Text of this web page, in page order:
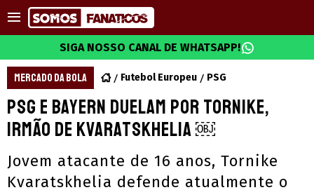
SIGA NOSSO CANAL DE WHATSAPP!
MERCADO DA BOLA Futebol Europeu PSG
PSG e Bayern duelam por Tornike,
irmão de Kvaratskhelia ￼
Jovem atacante de 16 anos, Tornike
Kvaratskhelia defende atualmente o